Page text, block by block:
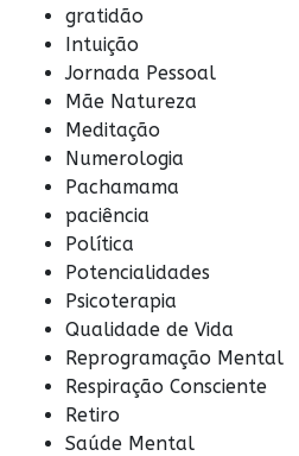
gratidão
Intuição
Jornada Pessoal
Mãe Natureza
Meditação
Numerologia
Pachamama
paciência
Política
Potencialidades
Psicoterapia
Qualidade de Vida
Reprogramação Mental
Respiração Consciente
Retiro
Saúde Mental